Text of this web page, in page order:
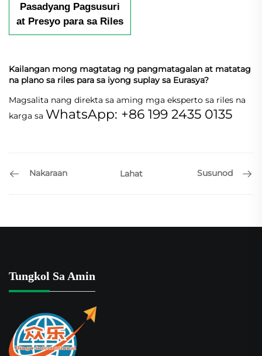
Pasadyang Pagsusuri
at Presyo para sa Riles
Kailangan mong magtatag ng pangmatagalan at matatag
na plano sa riles para sa iyong suplay sa Eurasya?
Magsalita nang direkta sa aming mga eksperto sa riles na
karga sa WhatsApp: +86 199 2435 0135
Nakaraan Lahat Susunod
Tungkol Sa Amin